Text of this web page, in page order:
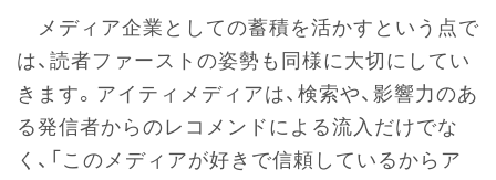
メディア企業としての蓄積を活かすという点で
は、読者ファーストの姿勢も同様に大切にしてい
きます。アイティメディアは、検索や、影響力のあ
る発信者からのレコメンドによる流入だけでな
く、「このメディアが好きで信頼しているからア